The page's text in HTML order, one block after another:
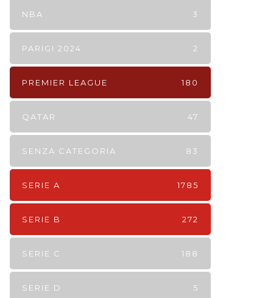
NBA 3
PARIGI 2024 2
PREMIER LEAGUE 180
QATAR 47
SENZA CATEGORIA 83
SERIE A 1785
SERIE B 272
SERIE C 188
SERIE D 5